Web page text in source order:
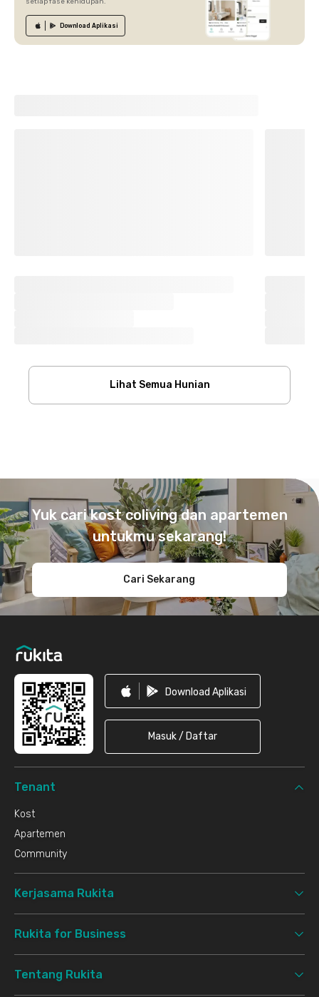
setiap fase kehidupan.
Download Aplikasi
Lihat Semua Hunian
Yuk cari kost coliving dan apartemen
untukmu sekarang!
Cari Sekarang
Download Aplikasi
Masuk / Daftar
Tenant
Kost
Apartemen
Community
Kerjasama Rukita
Rukita for Business
Tentang Rukita